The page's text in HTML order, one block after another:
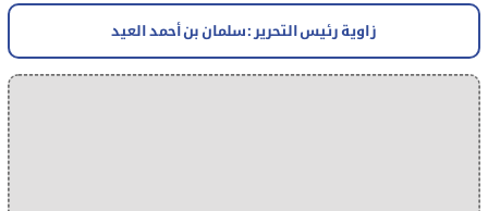
زاوية رئيس التحرير : سلمان بن أحمد العيد